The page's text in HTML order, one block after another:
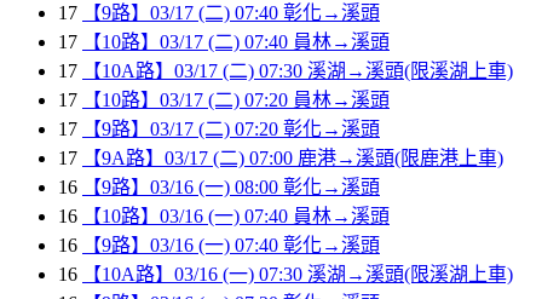
17
【9路】03/17 (二) 07:40 彰化→溪頭
17
【10路】03/17 (二) 07:40 員林→溪頭
17
【10A路】03/17 (二) 07:30 溪湖→溪頭(限溪湖上車)
17
【10路】03/17 (二) 07:20 員林→溪頭
17
【9路】03/17 (二) 07:20 彰化→溪頭
17
【9A路】03/17 (二) 07:00 鹿港→溪頭(限鹿港上車)
16
【9路】03/16 (一) 08:00 彰化→溪頭
16
【10路】03/16 (一) 07:40 員林→溪頭
16
【9路】03/16 (一) 07:40 彰化→溪頭
16
【10A路】03/16 (一) 07:30 溪湖→溪頭(限溪湖上車)